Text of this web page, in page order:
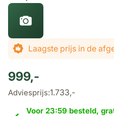
De prijs is afhankelijk van de
Laagste prijs in de
999,-
Adviesprijs:1.733,-
Voor 23:59 besteld,